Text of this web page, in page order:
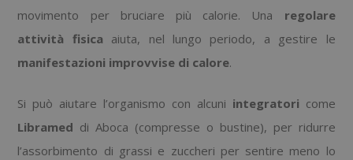
movimento per bruciare più calorie. Una regolare
attività fisica aiuta, nel lungo periodo, a gestire le
manifestazioni improvvise di calore.
Si può aiutare l’organismo con alcuni integratori come
Libramed di Aboca (compresse o bustine), per ridurre
l’assorbimento di grassi e zuccheri per sentire meno lo